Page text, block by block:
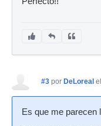
#3 por DeLoreal
Es que me parecen